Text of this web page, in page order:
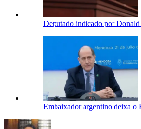
Deputado indicado por
Embaixador argentino deixa o